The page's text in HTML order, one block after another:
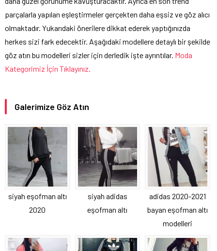
parçalarla yapılan eşleştirmeler gerçekten daha eşsiz ve göz alıcı
olmaktadır. Yukarıdaki önerilere dikkat ederek yaptığınızda
herkes sizi fark edecektir. Aşağıdaki modellere detaylı bir şekilde
göz atın bu modelleri sizler için derledik işte ayrıntılar. Moda
Kategorimiz İçin Tıklayınız.
Galerimize Göz Atın
siyah eşofman altı
2020
siyah adidas
eşofman altı
adidas 2020-2021
bayan eşofman altı
modelleri